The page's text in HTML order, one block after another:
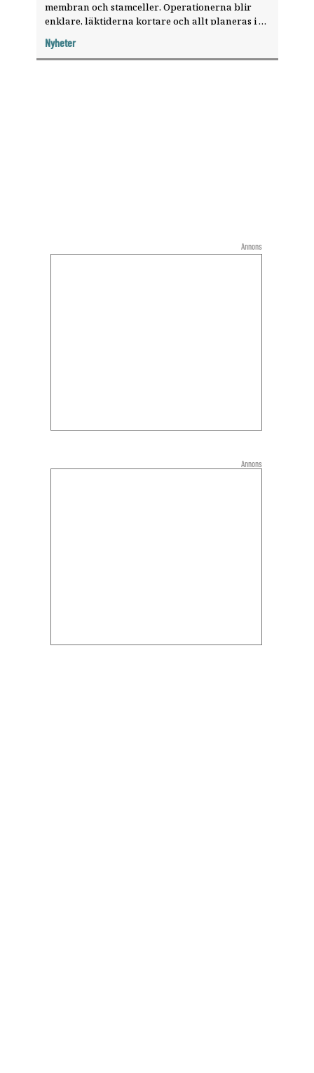
membran och stamceller. Operationerna blir
enklare, läk­tiderna kortare och allt planeras i en
detta på ­forskningsstadiet.
Nyheter
Annons
Annons